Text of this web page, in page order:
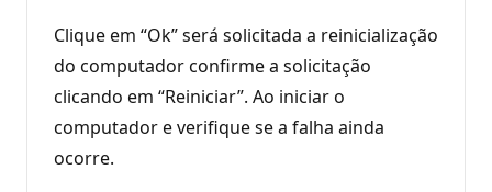
Clique em “Ok” será solicitada a reinicialização
do computador confirme a solicitação
clicando em “Reiniciar”. Ao iniciar o
computador e verifique se a falha ainda
ocorre.